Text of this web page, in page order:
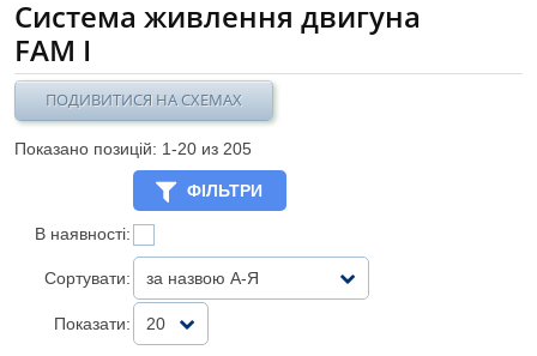
Система живлення двигуна
FAM I
ПОДИВИТИСЯ НА СХЕМАХ
Показано позицій: 1-20 из 205
ФІЛЬТРИ
В наявності:
Сортувати: за назвою А-Я
Показати: 20